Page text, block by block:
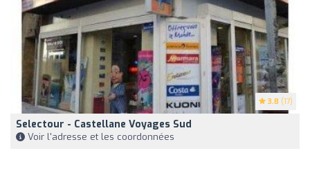
3.8 (17)
Selectour - Castellane Voyages Sud
Voir l'adresse et les coordonnées